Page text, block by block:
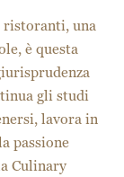
ristoranti, una
è questa
gli studi
lavora in
passione
Culinary